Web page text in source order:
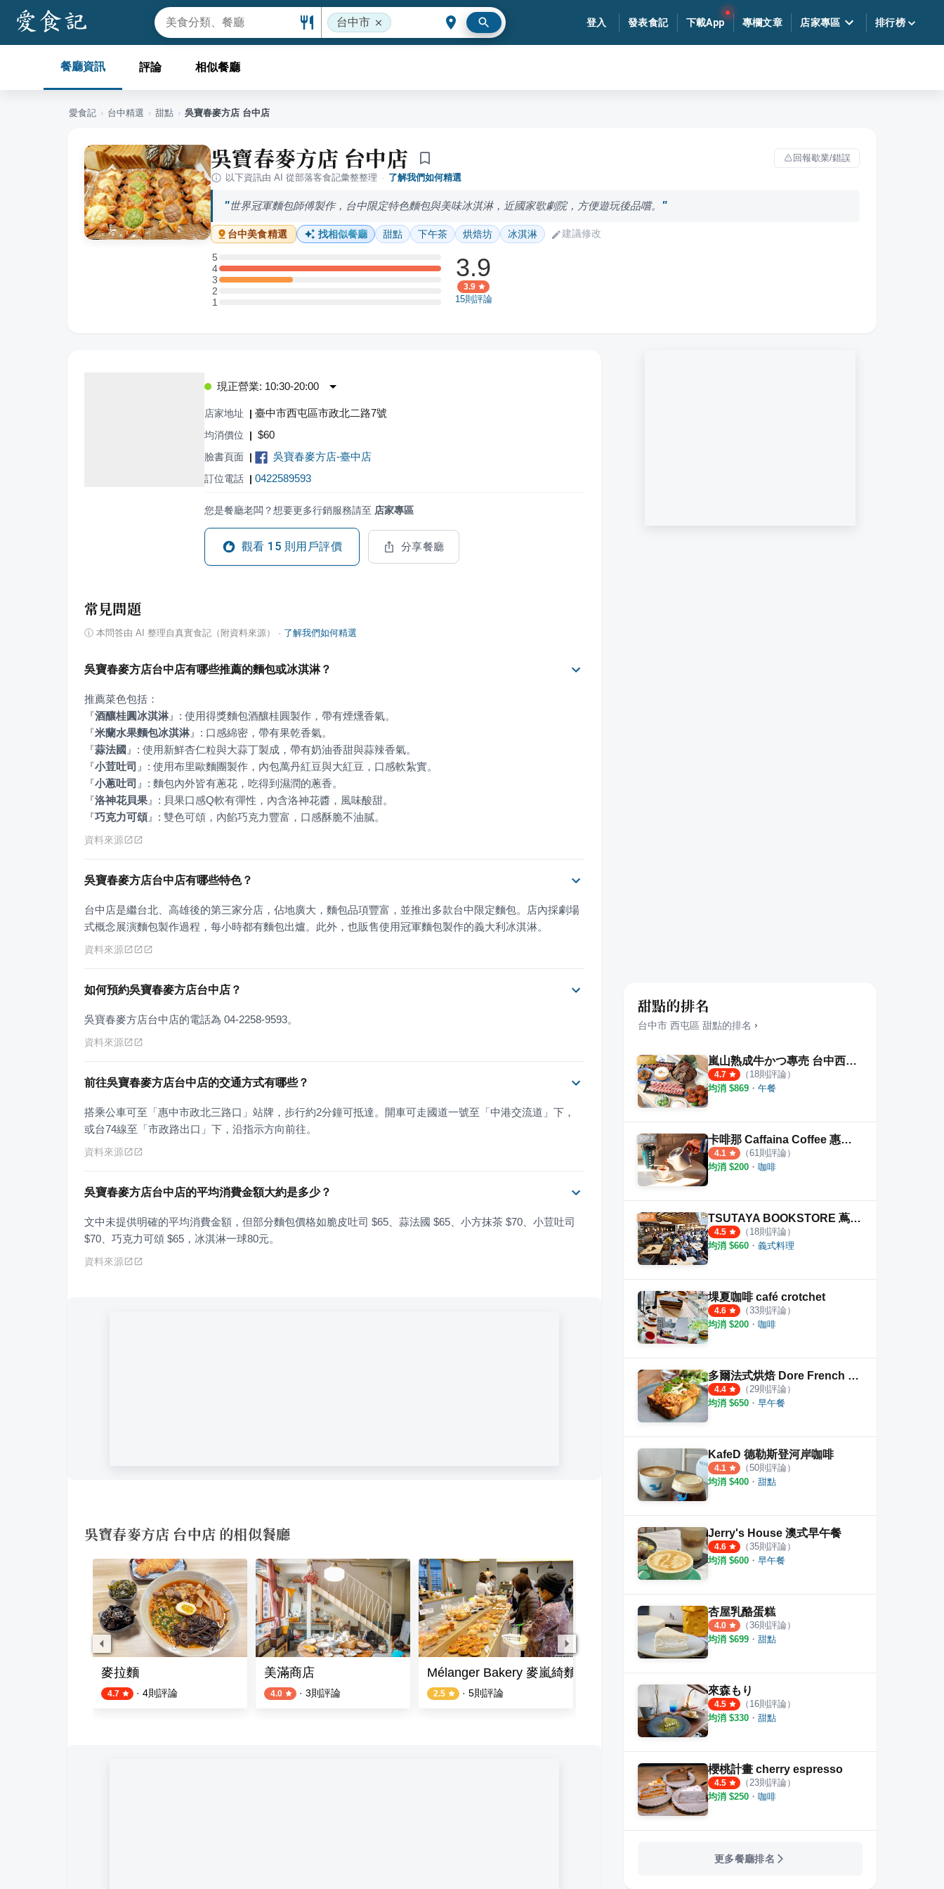
台中市 登入 發表食記 下載App 專欄文章 店家專區 排行榜
餐廳資訊 評論 相似餐廳
愛食記 › 台中精選 › 甜點 › 吳寶春麥方店 台中店
吳寶春麥方店 台中店
回報歇業/錯誤
以下資訊由 AI 從部落客食記彙整整理 · 了解我們如何精選
世界冠軍麵包師傅製作，台中限定特色麵包與美味冰淇淋，近國家歌劇院，方便遊玩後品嚐。
台中美食精選 找相似餐廳 甜點 下午茶 烘焙坊 冰淇淋 建議修改
5
5 星：0 則評論
4
4 星：3 則評論
3
3 星：1 則評論
2
2 星：0 則評論
11 星：0 則評論
3.9
3.9
15則評論
現正營業: 10:30-20:00
店家地址 | 臺中市西屯區市政北二路7號
均消價位 | $60
臉書頁面 | 吳寶春麥方店-臺中店
訂位電話 | 0422589593
您是餐廳老闆？想要更多行銷服務請至 店家專區
觀看 15 則用戶評價 分享餐廳
常見問題
ⓘ 本問答由 AI 整理自真實食記（附資料來源） · 了解我們如何精選
吳寶春麥方店台中店有哪些推薦的麵包或冰淇淋？
『酒釀桂圓冰淇淋』
『米蘭水果麵包冰淇淋』
『蒜法國 』
『小荳吐司 』
『小蔥吐司 』
『洛神花貝果 』
『巧克力可頌 』 : 雙色可頌，內餡巧克力豐富，口感酥脆不油膩。
資料來源
吳寶春麥方店台中店有哪些特色？
台中店是繼台北、高雄後的第三家分店，佔地廣大，麵包品項豐富，並推出多款台中限定麵包。店內採劇場
式概念展演麵包製作過程，每小時都有麵包出爐。此外，也販售使用冠軍麵包製作的義大利冰淇淋。
資料來源
如何預約吳寶春麥方店台中店？
吳寶春麥方店台中店的電話為 04-2258-9593。
資料來源
前往吳寶春麥方店台中店的交通方式有哪些？
搭乘公車可至「惠中市政北三路口」站牌，步行約2分鐘可抵達。開車可走國道一號至「中港交流道」下，
或台74線至「市政路出口」下，沿指示方向前往。
資料來源
吳寶春麥方店台中店的平均消費金額大約是多少？
文中未提供明確的平均消費金額，但部分麵包價格如脆皮吐司 $65、蒜法國 $65、小方抹茶 $70、小荳吐司
$70、巧克力可頌 $65，冰淇淋一球80元。
資料來源
吳寶春麥方店 台中店 的相似餐廳
麥拉麵
4.7 · 4則評論
美滿商店
4.0 · 3則評論
Mélanger Bakery 麥嵐綺麵包
2.5 · 5則評論 則評論
甜點的排名
台中市 西屯區 甜點的排名 ›
嵐山熟成牛かつ專売 台中西屯青海店
4.7 （ 18則評論）
均消 $869 ・ 午餐
卡啡那 Caffaina Coffee 惠來店
4.1 （61 則評論）
均消 $200 ・ 咖啡
TSUTAYA BOOKSTORE 蔦屋書店 臺中市政店
4.5 （ 18則評論）
均消 $660 ・ 義式料理
堁夏咖啡 café crotchet
4.6 （33則評論）
均消 $200 ・ 咖啡
多爾法式烘焙 Dore French Bakehouse
4.4 （ 29則評論）
均消 $650 ・ 早午餐
KafeD 德勒斯登河岸咖啡
4.1 （50則評論）
均消 $400 ・ 甜點
Jerry's House 澳式早午餐
4.6 （35則評論）
均消 $600 ・ 早午餐
杏屋乳酪蛋糕
4.0 （36則評論）
均消 $699 ・ 甜點
來森もり
4.5 （ 16則評論）
均消 $330 ・ 甜點
櫻桃計畫 cherry espresso
4.5 （ 23則評論）
均消 $250 ・ 咖啡
更多餐廳排名